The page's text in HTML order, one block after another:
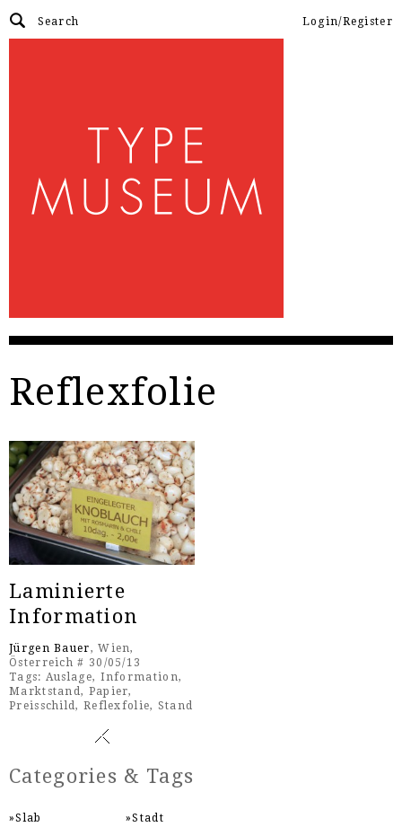
Login/Register
Reflexfolie
Laminierte
Information
Jürgen Bauer, Wien,
Österreich # 30/05/13
Tags: Auslage, Information,
Marktstand, Papier,
Preisschild, Reflexfolie, Stand
Categories & Tags
Slab
Stadt